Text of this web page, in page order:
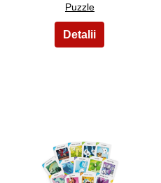
Puzzle
21